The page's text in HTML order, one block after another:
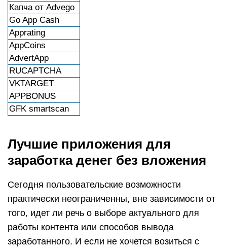
Капча от Advego
Go App Cash
Apprating
AppCoins
AdvertApp
RUCAPTCHA
VKTARGET
APPBONUS
GFK smartscan
Лучшие приложения для
заработка денег без вложения
Сегодня пользовательские возможности
практически неограниченны, вне зависимости от
того, идет ли речь о выборе актуального для
работы контента или способов вывода
заработанного. И если не хочется возиться с